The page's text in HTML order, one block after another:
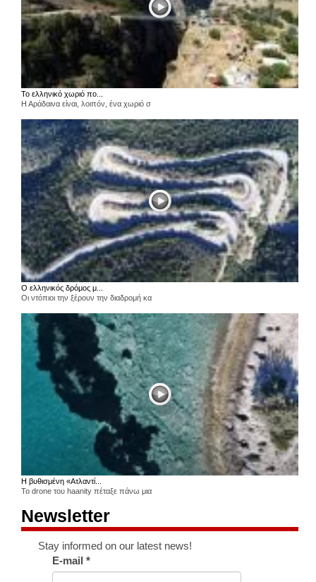
Το ελληνικό χωριό πο...
Η Αράδαινα είναι, λοιπόν, ένα χωριό σ
Ο ελληνικός δρόμος μ...
Οι ντόπιοι την ξέρουν την διαδρομή κα
Η βυθισμένη «Ατλαντί...
Το drone του haanity πέταξε πάνω μια
Newsletter
Stay informed on our latest news!
E-mail*